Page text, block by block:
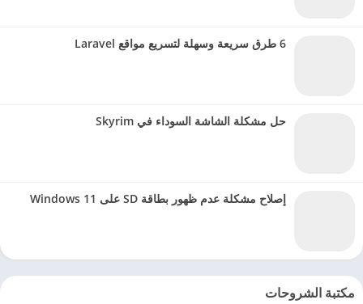
6 طرق سريعة وسهلة لتسريع مواقع Laravel
حل مشكلة الشاشة السوداء في Skyrim
إصلاح مشكلة عدم ظهور بطاقة SD على Windows 11
مكتبة الشروحات